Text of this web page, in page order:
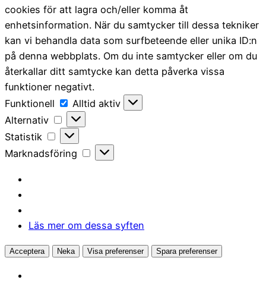
cookies för att lagra och/eller komma åt
enhetsinformation. När du samtycker till dessa tekniker
kan vi behandla data som surfbeteende eller unika ID:n
på denna webbplats. Om du inte samtycker eller om du
återkallar ditt samtycke kan detta påverka vissa
funktioner negativt.
Funktionell
Funktionell
Alltid aktiv
Alternativ
Alternativ
Statistik
Statistik
Marknadsföring
Marknadsföring
Läs mer om dessa syften
Acceptera Neka Visa preferenser Spara preferenser